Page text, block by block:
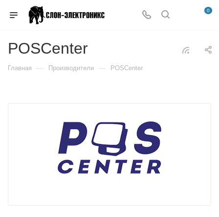
0
POSCenter
Главная — Производители — POSCenter